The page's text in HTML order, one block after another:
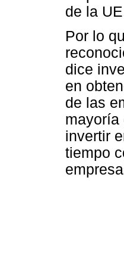
de la
Por lo
dice
en
de las
mayoría
invertir
tiempo